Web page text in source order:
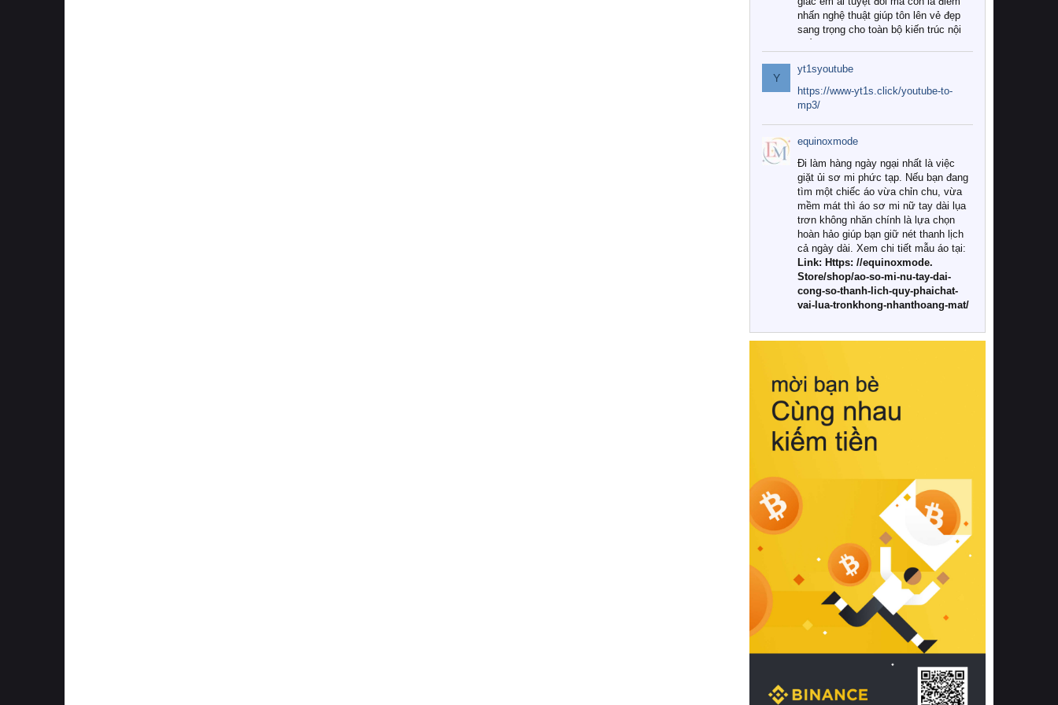
nhấn nghệ thuật giúp tôn lên vẻ đẹp
sang trọng cho toàn bộ kiến trúc nội
Tuy nhiên, giữa thị trường đa dạng
với vô vàn thương hiệu và mẫu mã
như hiện nay, làm thế nào để chọn
được những bộ chăn ga gối đệm cao
cấp thực sự chất lượng, phù hợp với
khí hậu và nhu cầu sử dụng của gia
đình? Hãy cùng chúng tôi đi tìm lời
giải đáp chi tiết qua bài viết dưới đây.
1. Tại sao các gia đình hiện đại lại ưa
chuộng chăn ga gối đệm cao cấp?
Khác với các dòng sản phẩm thông
thường, những bộ chăn ga gối đệm
cao cấp trải qua quy trình sản xuất
nghiêm ngặt từ khâu chọn lọc nguyên
liệu tự nhiên đến công nghệ dệt
nhuộm hiện đại không chứa hóa chất
này, bạn sẽ cảm nhận rõ rệt sự khác
hồi chuẩn xác của phần đệm nâng đỡ
cột sống.
Bên cạnh đó, việc lựa chọn các dòng
sản phẩm đạt chuẩn chất lượng quốc
tế còn giúp ngăn ngừa tình trạng kích
khuẩn và nấm mốc trong điều kiện
thời tiết nóng ẩm. Bạn có thể tìm hiểu
thêm các nghiên cứu khoa học về tác
động của giấc ngủ và môi trường
phòng ngủ đối với sức khỏe con
người tại Sleep Foundation (External
Link) để có cái nhìn toàn diện hơn.
2. Các tiêu chí vàng khi lựa chọn
chăn ga gối đệm cao cấp cho phòng
ngủ
Để sở hữu một bộ chăn ga gối đệm
cao cấp hoàn hảo cả về thẩm mỹ lẫn
công năng, người tiêu dùng cần cân
nhắc kỹ lưỡng các tiêu chí quan trọng
Y
yt1syoutube
https://www-yt1s.click/youtube-to-
mp3/
equinoxmode
Đi làm hàng ngày ngại nhất là việc
giặt ủi sơ mi phức tạp. Nếu bạn đang
tìm một chiếc áo vừa chỉn chu, vừa
mềm mát thì áo sơ mi nữ tay dài lụa
trơn không nhăn chính là lựa chọn
hoàn hảo giúp bạn giữ nét thanh lịch
cả ngày dài. Xem chi tiết mẫu áo tại:
Link: Https: //equinoxmode.
Store/shop/ao-so-mi-nu-tay-dai-
cong-so-thanh-lich-quy-phaichat-
vai-lua-tronkhong-nhanthoang-mat/